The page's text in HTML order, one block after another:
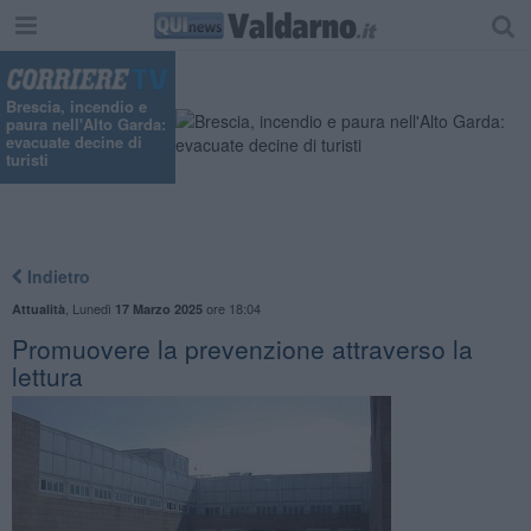
Brescia, incendio e
paura nell'Alto Garda:
evacuate decine di
turisti
Indietro
Attualità Lunedì 17 Marzo 2025ore 18:04
Promuovere la prevenzione attraverso la
lettura